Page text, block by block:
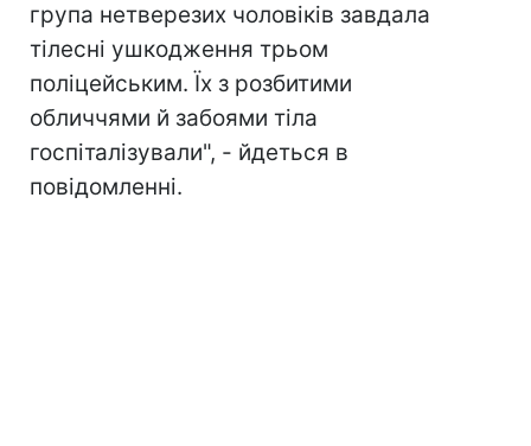
група нетверезих чоловіків завдала
тілесні ушкодження трьом
поліцейським. Їх з розбитими
обличчями й забоями тіла
госпіталізували", - йдеться в
повідомленні.